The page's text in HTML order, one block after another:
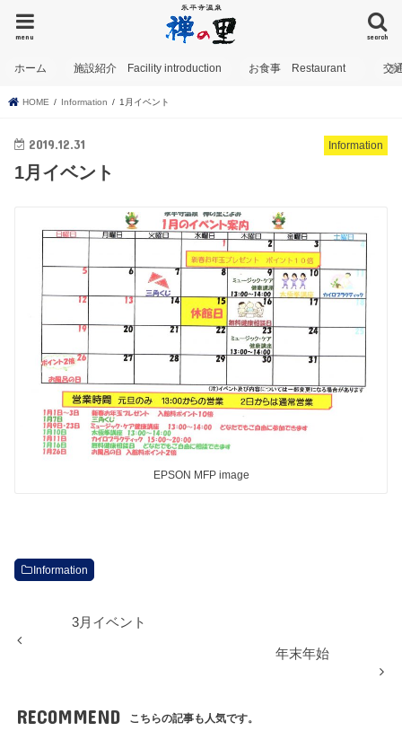
search
menu
ホーム 施設紹介 Facility introduction お食事 Restaurant 交
HOME Information 1月イベント
Information
2019.12.31
1月イベント
EPSON MFP image
Information
3月イベント
年末年始
RECOMMEND こちらの記事も人気です。